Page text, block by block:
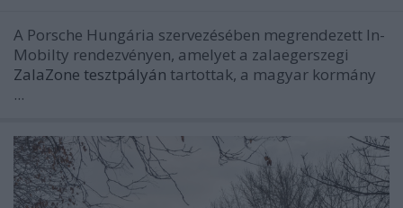
A Porsche Hungária szervezésében megrendezett In-
Mobilty rendezvényen, amelyet a zalaegerszegi
ZalaZone tesztpályán tartottak, a magyar kormány
...